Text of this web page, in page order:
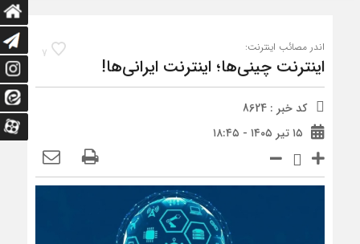
7 اندر مصائب اینترنت:
اینترنت چینی‌ها؛ اینترنت ایرانی‌ها‌!
کد خبر : 8624
۱۵ تیر ۱۴۰۵ - ۱۸:۴۵